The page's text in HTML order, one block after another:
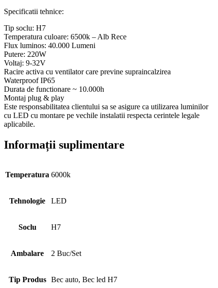
Specificatii tehnice:
Tip soclu: H7
Temperatura culoare: 6500k – Alb Rece
Flux luminos: 40.000 Lumeni
Putere: 220W
Voltaj: 9-32V
Racire activa cu ventilator care previne supraincalzirea
Waterproof IP65
Durata de functionare ~ 10.000h
Montaj plug & play
Este responsabilitatea clientului sa se asigure ca utilizarea luminilor
cu LED cu montare pe vechile instalatii respecta cerintele legale
aplicabile.
Informații suplimentare
Temperatura 6000k
Tehnologie LED
Soclu H7
Ambalare 2 Buc/Set
Tip Produs Bec auto, Bec led H7